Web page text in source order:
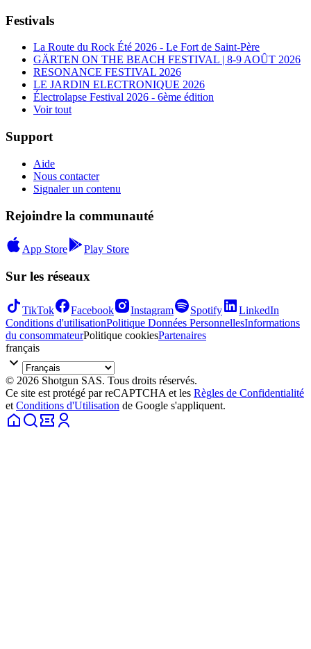
Festivals
La Route du Rock Été 2026 - Le Fort de Saint-Père
GÄRTEN ON THE BEACH FESTIVAL | 8-9 AOÛT 2026
RESONANCE FESTIVAL 2026
LE JARDIN ELECTRONIQUE 2026
Électrolapse Festival 2026 - 6ème édition
Voir tout
Support
Aide
Nous contacter
Signaler un contenu
Rejoindre la communauté
App Store Play Store
Sur les réseaux
TikTok Facebook Instagram Spotify
LinkedIn
Conditions d'utilisationPolitique Données PersonnellesInformations
du consommateurPolitique cookiesPartenaires
français
© 2026 Shotgun SAS. Tous droits réservés.
Ce site est protégé par reCAPTCHA et les Règles de Confidentialité
et Conditions d'Utilisation de Google s'appliquent.